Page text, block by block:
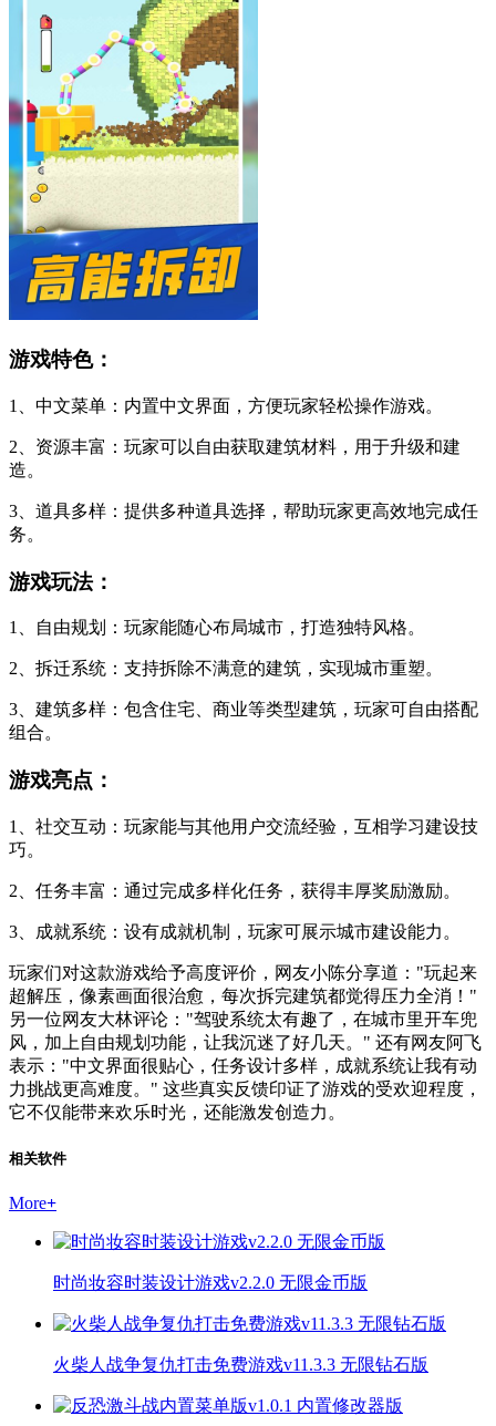
游戏特色：
1、中文菜单：内置中文界面，方便玩家轻松操作游戏。
2、资源丰富：玩家可以自由获取建筑材料，用于升级和建
造。
3、道具多样：提供多种道具选择，帮助玩家更高效地完成任
务。
游戏玩法：
1、自由规划：玩家能随心布局城市，打造独特风格。
2、拆迁系统：支持拆除不满意的建筑，实现城市重塑。
3、建筑多样：包含住宅、商业等类型建筑，玩家可自由搭配
组合。
游戏亮点：
1、社交互动：玩家能与其他用户交流经验，互相学习建设技
巧。
2、任务丰富：通过完成多样化任务，获得丰厚奖励激励。
3、成就系统：设有成就机制，玩家可展示城市建设能力。
玩家们对这款游戏给予高度评价，网友小陈分享道："玩起来
超解压，像素画面很治愈，每次拆完建筑都觉得压力全消！"
另一位网友大林评论："驾驶系统太有趣了，在城市里开车兜
风，加上自由规划功能，让我沉迷了好几天。" 还有网友阿飞
表示："中文界面很贴心，任务设计多样，成就系统让我有动
力挑战更高难度。" 这些真实反馈印证了游戏的受欢迎程度，
它不仅能带来欢乐时光，还能激发创造力。
相关软件
More+
时尚妆容时装设计游戏v2.2.0 无限金币版
火柴人战争复仇打击免费游戏v11.3.3 无限钻石版